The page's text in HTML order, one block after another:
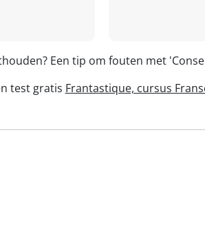
Een tip om fouten met
test gratis Frantastique, cursus